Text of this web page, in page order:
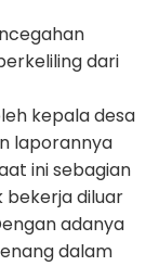
dari
kepala desa
laporannya
ini sebagian
bekerja diluar
adanya
dalam